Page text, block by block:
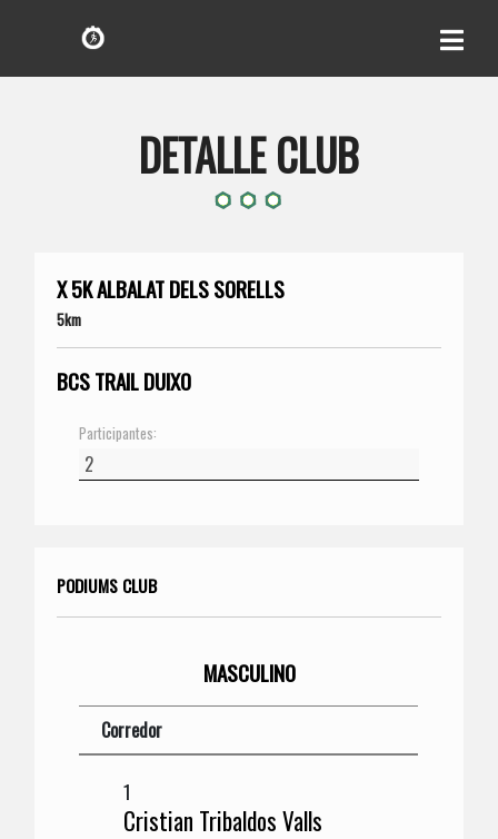
DETALLE CLUB
X 5K ALBALAT DELS SORELLS
5km
BCS TRAIL DUIXO
Participantes:
PODIUMS CLUB
MASCULINO
Corredor
1
Cristian Tribaldos Valls